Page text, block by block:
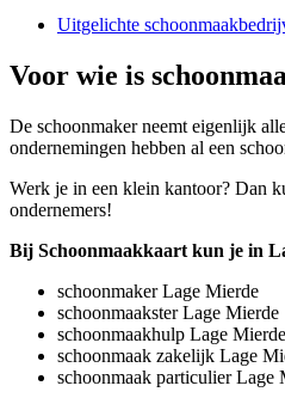
Uitgelichte
Voor wie is
De schoonmaker neemt eigenlijk
ondernemingen hebben al een
Werk je in een klein kantoor? Dan
ondernemers!
Bij Schoonmaakkaart kun je in
schoonmaker Lage Mierde
schoonmaakster Lage Mierde
schoonmaakhulp Lage Mierde
schoonmaak zakelijk Lage
schoonmaak particulier Lage